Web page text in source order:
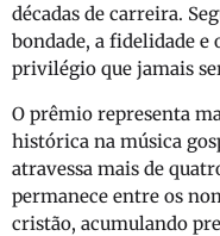
décadas de carreira.
bondade, a fidelidade e
privilégio que jamais
O prêmio representa
histórica na música
atravessa mais de
permanece entre os
cristão, acumulando